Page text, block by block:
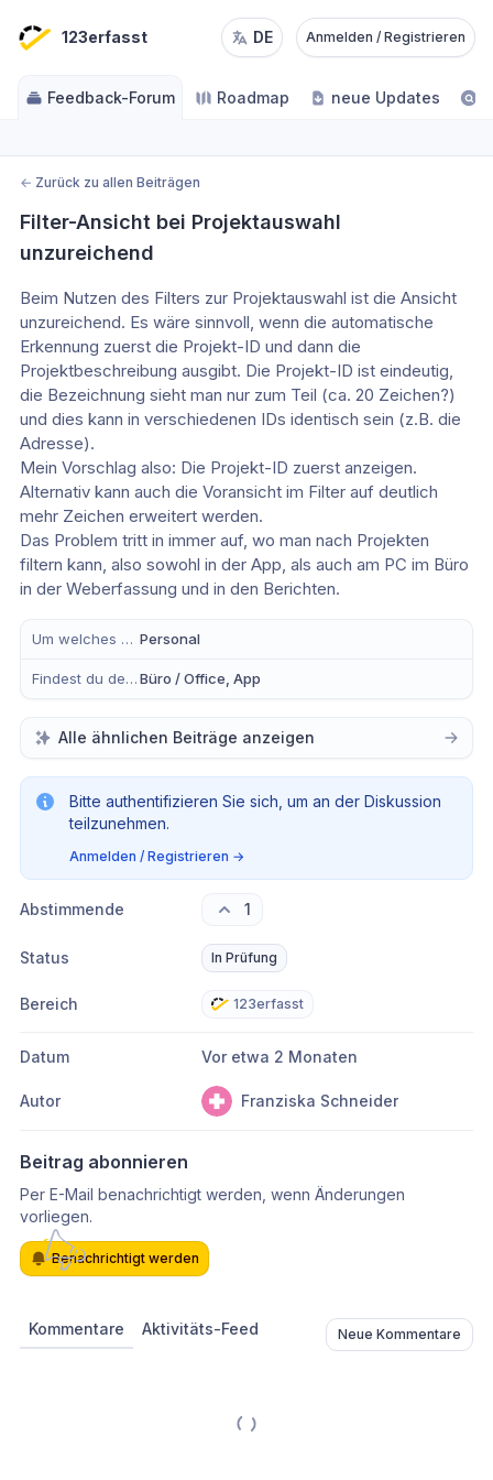
123erfasst DE Anmelden / Registrieren
Feedback-Forum Roadmap neue Updates
← Zurück zu allen Beiträgen
Filter-Ansicht bei Projektauswahl
unzureichend
Beim Nutzen des Filters zur Projektauswahl ist die Ansicht
unzureichend. Es wäre sinnvoll, wenn die automatische
Erkennung zuerst die Projekt-ID und dann die
Projektbeschreibung ausgibt. Die Projekt-ID ist eindeutig,
die Bezeichnung sieht man nur zum Teil (ca. 20 Zeichen?)
und dies kann in verschiedenen IDs identisch sein (z.B. die
Adresse).
Mein Vorschlag also: Die Projekt-ID zuerst anzeigen.
Alternativ kann auch die Voransicht im Filter auf deutlich
mehr Zeichen erweitert werden.
Das Problem tritt in immer auf, wo man nach Projekten
filtern kann, also sowohl in der App, als auch am PC im Büro
in der Weberfassung und in den Berichten.
Um welches Modul handelt es sich? Personal
Findest du dein Anliegen eher in der mobilen App, im Büro oder in Beidem?Büro / Office, App
Alle ähnlichen Beiträge anzeigen
Bitte authentifizieren Sie sich, um an der Diskussion
teilzunehmen.
Anmelden / Registrieren →
Abstimmende 1
Status In Prüfung
Bereich 123erfasst
Datum Vor etwa 2 Monaten
Autor Franziska Schneider
Beitrag abonnieren
Per E-Mail benachrichtigt werden, wenn Änderungen
vorliegen.
Benachrichtigt werden
Kommentare Aktivitäts-Feed Neue Kommentare